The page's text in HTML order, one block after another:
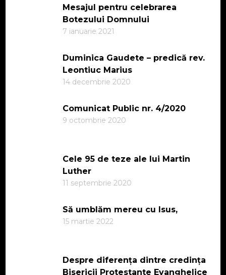
Mesajul pentru celebrarea
Botezului Domnului
7 ianuarie 2021
Duminica Gaudete – predică rev.
Leontiuc Marius
14 decembrie 2020
Comunicat Public nr. 4/2020
9 octombrie 2020
Cele 95 de teze ale lui Martin
Luther
11 septembrie 2020
Să umblăm mereu cu Isus,
15 martie 2022
Despre diferența dintre credința
Bisericii Protestante Evanghelice